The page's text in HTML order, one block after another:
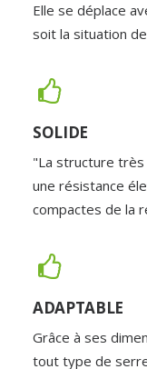
Elle se déplace
soit la situation
SOLIDE
"La structure
une résistance
compactes de la
ADAPTABLE
Grâce à ses
tout type de